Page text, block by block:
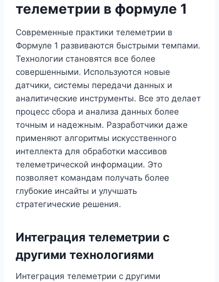
телеметрии в формуле 1
Современные практики телеметрии в
Формуле 1 развиваются быстрыми темпами.
Технологии становятся все более
совершенными. Используются новые
датчики, системы передачи данных и
аналитические инструменты. Все это делает
процесс сбора и анализа данных более
точным и надежным. Разработчики даже
применяют алгоритмы искусственного
интеллекта для обработки массивов
телеметрической информации. Это
позволяет командам получать более
глубокие инсайты и улучшать
стратегические решения.
Интеграция телеметрии с
другими технологиями
Интеграция телеметрии с другими